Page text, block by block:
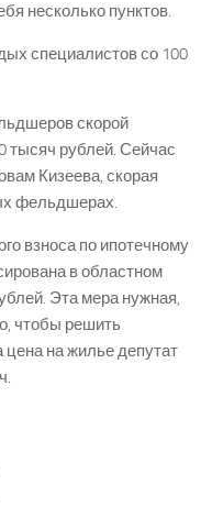
несколько пунктов.
специалистов со 100
скорой
тысяч рублей. Сейчас
Кизеева, скорая
фельдшерах.
взноса по ипотечному
в областном
Эта мера нужная,
чтобы решить
цена на жилье депутат